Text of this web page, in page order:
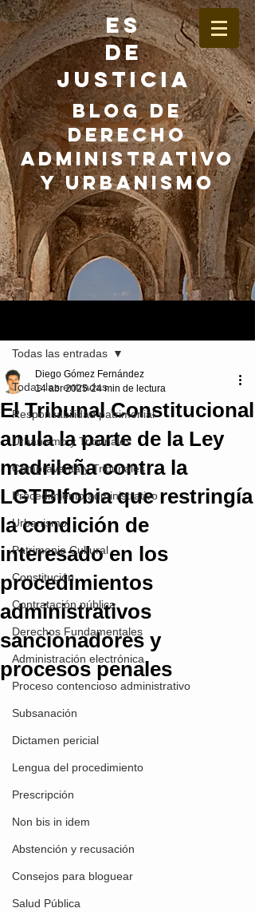
ES
DE
JUSTICIA
BLOG DE
DERECHO
ADMINISTRATIVO
Y URBANISMO
Todas las entradas
Responsabilidad patrimonial
Urbanismo y Tribunales
Compraventa y Tribunales
Procedimiento administrativo
Urbanismo
Patrimonio Cultural
Constitución
Contratación pública
Derechos Fundamentales
Administración electrónica
Proceso contencioso administrativo
Subsanación
Dictamen pericial
Lengua del procedimiento
Prescripción
Non bis in idem
Abstención y recusación
Consejos para bloguear
Salud Pública
Todas las entradas
El Tribunal Constitucional
anula la parte de la Ley
madrileña contra la
LGTBIfobia que restringía
la condición de
interesado en los
procedimientos
administrativos
sancionadores y
procesos penales
Diego Gómez Fernández
14 abr 2025 24 min de lectura